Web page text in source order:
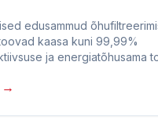
edusammud
kaasa kuni 99,99%
ja energiatõhusama
→